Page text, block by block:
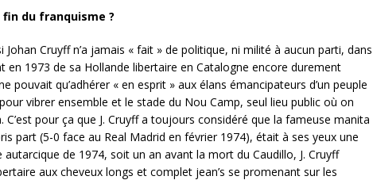
fin du franquisme ?
Cruyff n’a jamais « fait » de politique, ni milité à aucun parti, dans
en 1973 de sa Hollande libertaire en Catalogne encore durement
pouvait qu’adhérer « en esprit » aux élans émancipateurs d’un peuple
vibrer ensemble et le stade du Nou Camp, seul lieu public où on
C’est pour ça que J. Cruyff a toujours considéré que la fameuse manita
part (5-0 face au Real Madrid en février 1974), était à ses yeux une
autarcique de 1974, soit un an avant la mort du Caudillo, J. Cruyff
aux cheveux longs et complet jean’s se promenant sur les